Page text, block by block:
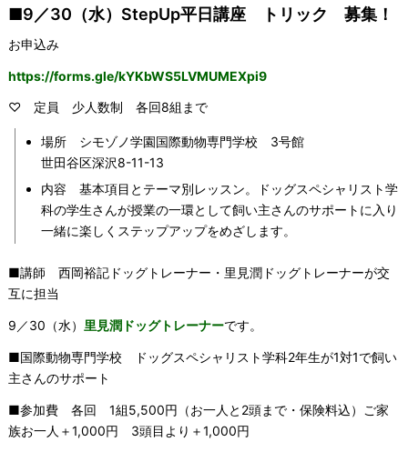
■9／30（水）StepUp平日講座 トリック 募集！
お申込み
https://forms.gle/kYKbWS5LVMUMEXpi9
♡ 定員 少人数制 各回8組まで
場所 シモゾノ学園国際動物専門学校 3号館
世田谷区深沢8-11-13
内容 基本項目とテーマ別レッスン。ドッグスペシャリスト学
科の学生さんが授業の一環として飼い主さんのサポートに入り
一緒に楽しくステップアップをめざします。
■講師 西岡裕記ドッグトレーナー・里見潤ドッグトレーナーが交
互に担当
9／30（水） 里見潤ドッグトレーナーです。
■国際動物専門学校 ドッグスペシャリスト学科2年生が1対1で飼い
主さんのサポート
■参加費 各回 1組5,500円（お一人と2頭まで・保険料込）ご家
族お一人＋1,000円 3頭目より＋1,000円